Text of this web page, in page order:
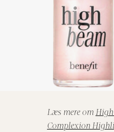
Læs mere om
Complexion